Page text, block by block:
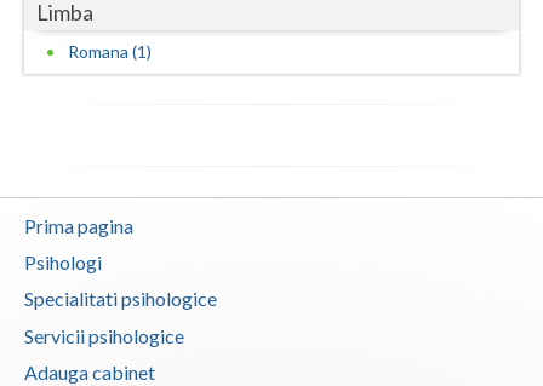
Vaslui
Vrancea
Evaluarea in scopul avizarii psihologice pentru... (1)
Evaluarea psihologica a personalului in vederea... (1)
Examinare si avizare psihologica in vederea cal... (1)
Examinare si avizare psihologica in vederea ins... (1)
Examinare si avizare psihologica in vederea obt... (1)
Examinare si avizare psihologica in vederea obt... (1)
Examinare si avizare psihologica in vederea obt... (1)
Limba
Romana (1)
Prima pagina
Psihologi
Specialitati psihologice
Servicii psihologice
Adauga cabinet